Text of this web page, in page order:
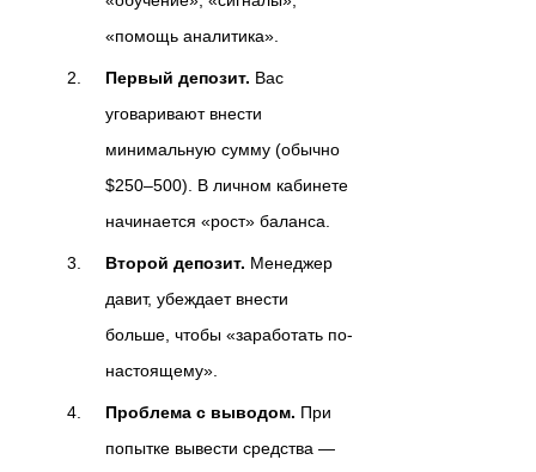
«помощь аналитика».
Первый депозит. Вас
уговаривают внести
минимальную сумму (обычно
$250–500). В личном кабинете
начинается «рост» баланса.
Второй депозит. Менеджер
давит, убеждает внести
больше, чтобы «заработать по-
настоящему».
Проблема с выводом. При
попытке вывести средства —